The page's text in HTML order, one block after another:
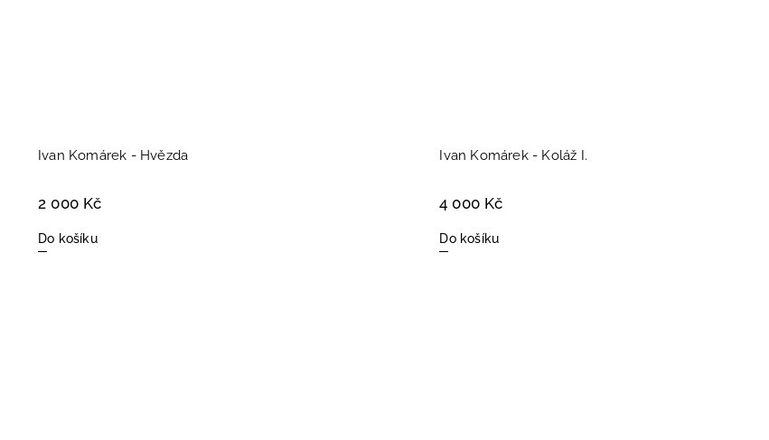
Ivan Komárek - Hvězda
2 000 Kč
Do košíku
Ivan Komárek - Koláž I.
4 000 Kč
Do košíku